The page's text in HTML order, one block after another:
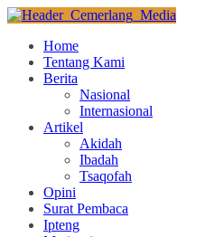
Home
Tentang Kami
Berita
Nasional
Internasional
Artikel
Akidah
Ibadah
Tsaqofah
Opini
Surat Pembaca
Ipteng